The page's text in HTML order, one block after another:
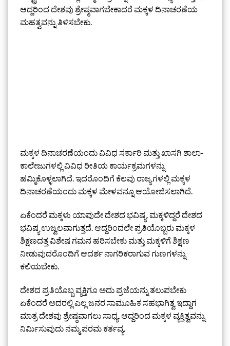
ಆದ್ದರಿಂದ ದೇಶವು ಶ್ರೇಷ್ಠವಾಗಬೇಕಾದರೆ ಮಕ್ಕಳ ದಿನಾಚರಣೆಯ
ಮಹತ್ವವನ್ನು ತಿಳಿಸಬೇಕು.
ಮಕ್ಕಳ ದಿನಾಚರಣೆಯಂದು ವಿವಿಧ ಸರ್ಕಾರಿ ಮತ್ತು ಖಾಸಗಿ ಶಾಲಾ-
ಕಾಲೇಜುಗಳಲ್ಲಿ ವಿವಿಧ ರೀತಿಯ ಕಾರ್ಯಕ್ರಮಗಳನ್ನು
ಹಮ್ಮಿಕೊಳ್ಳಲಾಗಿದೆ. ಇದರೊಂದಿಗೆ ಕೆಲವು ರಾಜ್ಯಗಳಲ್ಲಿ ಮಕ್ಕಳ
ದಿನಾಚರಣೆಯಂದು ಮಕ್ಕಳ ಮೇಳವನ್ನೂ ಆಯೋಜಿಸಲಾಗಿದೆ.
ಏಕೆಂದರೆ ಮಕ್ಕಳು ಯಾವುದೇ ದೇಶದ ಭವಿಷ್ಯ. ಮಕ್ಕಳಿದ್ದರೆ ದೇಶದ
ಭವಿಷ್ಯ ಉಜ್ವಲವಾಗುತ್ತದೆ. ಆದ್ದರಿಂದಲೇ ಪ್ರತಿಯೊಬ್ಬರು ಮಕ್ಕಳ
ಶಿಕ್ಷಣದತ್ತ ವಿಶೇಷ ಗಮನ ಹರಿಸಬೇಕು ಮತ್ತು ಮಕ್ಕಳಿಗೆ ಶಿಕ್ಷಣ
ನೀಡುವುದರೊಂದಿಗೆ ಆದರ್ಶ ನಾಗರಿಕರಾಗುವ ಗುಣಗಳನ್ನು
ಕಲಿಯಬೇಕು.
ದೇಶದ ಪ್ರತಿಯೊಬ್ಬ ವ್ಯಕ್ತಿಗೂ ಅದು ಪ್ರಜೆಯನ್ನು ತಲುಪಬೇಕು
ಏಕೆಂದರೆ ಅದರಲ್ಲಿ ಎಲ್ಲ ಜನರ ಸಾಮೂಹಿಕ ಸಹಭಾಗಿತ್ವ ಇದ್ದಾಗ
ಮಾತ್ರ ದೇಶವು ಶ್ರೇಷ್ಠವಾಗಲು ಸಾಧ್ಯ, ಆದ್ದರಿಂದ ಮಕ್ಕಳ ವ್ಯಕ್ತಿತ್ವವನ್ನು
ನಿರ್ಮಿಸುವುದು ನಮ್ಮ ಪರಮ ಕರ್ತವ್ಯ.